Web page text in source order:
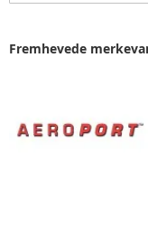
Fremhevede